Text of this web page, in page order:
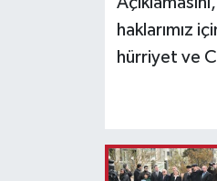
haklarımız
hürriyet ve